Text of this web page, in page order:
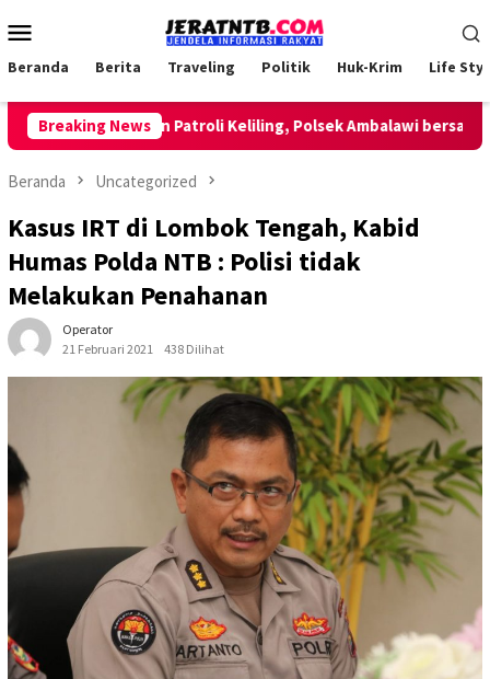
ke
Mobile
Beranda Berita Traveling Politik Huk-Krim Life
Breaking News
Lakukan Patroli Keliling, Polsek Ambalawi bersama TNI
Beranda Uncategorized
Kasus IRT di Lombok Tengah, Kabid
Humas Polda NTB : Polisi tidak
Melakukan Penahanan
Operator
21 Februari 2021
438 Dilihat